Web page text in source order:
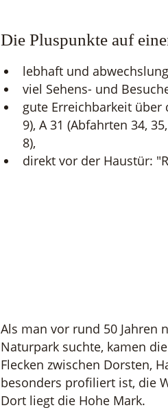
Die Pluspunkte auf
lebhaft und
viel Sehens- und
gute Erreichbarkeit über
9), A 31 (Abfahrten 34,
8),
direkt vor der Haustür:
Als man vor rund 50 Jahren
Naturpark suchte, kamen
Flecken zwischen Dorsten,
besonders profiliert ist, die
Dort liegt die Hohe Mark.